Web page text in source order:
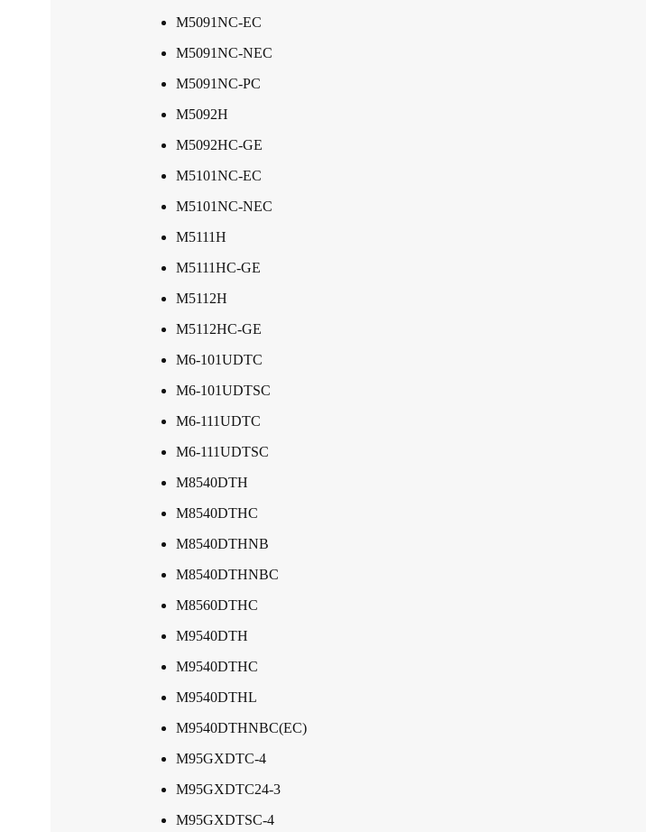
M5091NC-EC
M5091NC-NEC
M5091NC-PC
M5092H
M5092HC-GE
M5101NC-EC
M5101NC-NEC
M5111H
M5111HC-GE
M5112H
M5112HC-GE
M6-101UDTC
M6-101UDTSC
M6-111UDTC
M6-111UDTSC
M8540DTH
M8540DTHC
M8540DTHNB
M8540DTHNBC
M8560DTHC
M9540DTH
M9540DTHC
M9540DTHL
M9540DTHNBC(EC)
M95GXDTC-4
M95GXDTC24-3
M95GXDTSC-4